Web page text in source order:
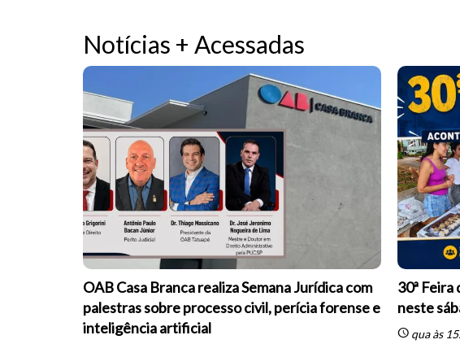
Notícias + Acessadas
OAB Casa Branca realiza Semana Jurídica com
palestras sobre processo civil, perícia forense e
inteligência artificial
30ª Feira
neste
schedulequa às